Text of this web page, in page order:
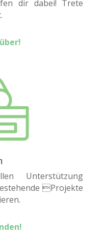
dir dabei! Trete
Unterstützung
Projekte